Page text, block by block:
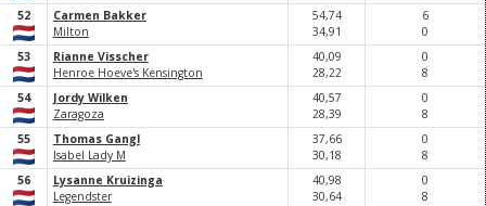
52
Carmen Bakker
Milton
54,74
34,91
6
0
53
Rianne Visscher
Henroe Hoeve's Kensington
40,09
28,22
0
8
54
Jordy Wilken
Zaragoza
40,57
28,39
0
8
55
Thomas Gangl
Isabel Lady M
37,66
30,18
0
8
56
Lysanne Kruizinga
Legendster
40,98
30,64
0
8